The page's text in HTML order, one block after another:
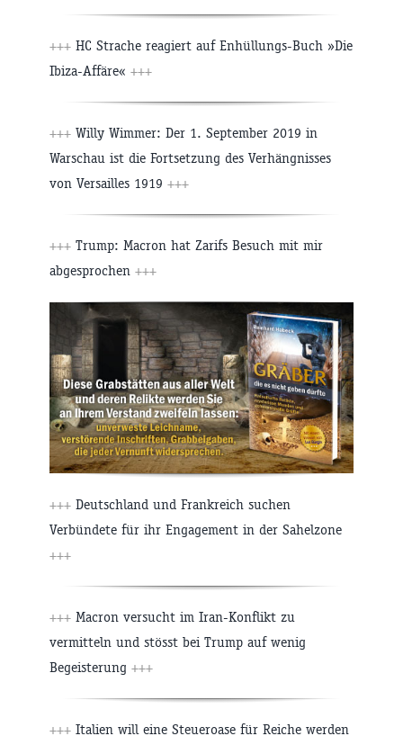
+++ HC Strache reagiert auf Enhüllungs-Buch »Die
Ibiza-Affäre« +++
+++ Willy Wimmer: Der 1. September 2019 in
Warschau ist die Fortsetzung des Verhängnisses
von Versailles 1919 +++
+++ Trump: Macron hat Zarifs Besuch mit mir
abgesprochen +++
+++ Deutschland und Frankreich suchen
Verbündete für ihr Engagement in der Sahelzone
+++
+++ Macron versucht im Iran-Konflikt zu
vermitteln und stösst bei Trump auf wenig
Begeisterung +++
+++ Italien will eine Steueroase für Reiche werden